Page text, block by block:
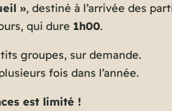
», destiné à l’arrivée des
qui dure 1h00.
groupes, sur demande.
fois dans l’année.
est limité !